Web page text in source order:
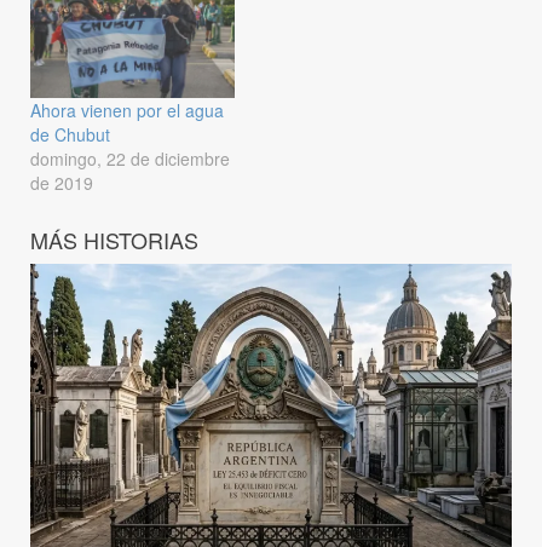
Ahora vienen por el agua
de Chubut
domingo, 22 de diciembre
de 2019
MÁS HISTORIAS